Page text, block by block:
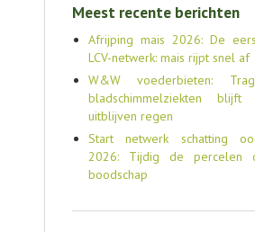
Meest recente berichten
Afrijping mais 2026: De
LCV-netwerk: mais rijpt snel af
W&W voederbieten:
bladschimmelziekten blijft
uitblijven regen
Start netwerk schatting
2026: Tijdig de percelen
boodschap